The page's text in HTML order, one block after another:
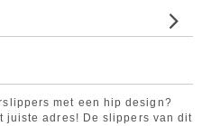
met een hip design?
juiste adres! De slippers van dit